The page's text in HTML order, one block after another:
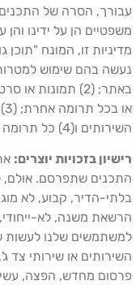
הסרה של התכנים
הן על ידינו והן
בהם שימוש למטרות
באתר; (2) תמונות
או
ו(4) כל תרומה אחרת שנוצרה באמצעות השירותים.
בזכויות יוצרים:אתה
שתפרסם. אולם,
הדיר, קבוע, לא
משנה, לא-ייחודי,
שלנו לעשות
או שירותי צד ג',
מחדש, הפצה, עשיית